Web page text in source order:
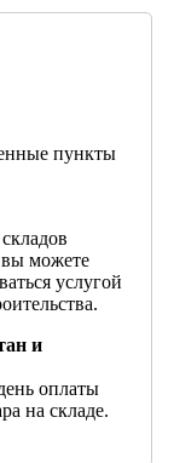
пункты
вы можете
услугой
и
оплаты
на складе.